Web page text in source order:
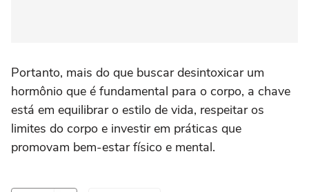
Portanto, mais do que buscar desintoxicar um
hormônio que é fundamental para o corpo, a chave
está em equilibrar o estilo de vida, respeitar os
limites do corpo e investir em práticas que
promovam bem-estar físico e mental.